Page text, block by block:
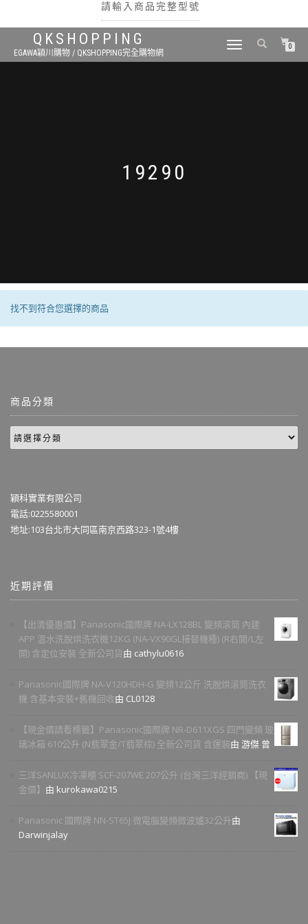
請輸入商品完整型號
QKSHOPPING
EGAWA穎川購物 / QKSHOPPING完全購物網
TOGGLE
0
19290
找不到符合您選擇的商品
商品分類
穎科實業有限公司
電話:0225580001
地址:103台北市大同區南京西路323-1號4樓
近期評價
【出清優惠價】Panasonic國際牌 NA-LX128BL 變頻滾筒 內建
APP 溫水洗脫烘洗衣機12KG (NA-VX90GL接替機種) (R右開/L左
開) 含定位安裝 全新公司貨由 cathylu0616
Panasonic國際牌 NA-V120HDH-G 變頻12公斤 洗脫烘滾筒洗衣
機 含基本安裝+舊機回收由 CL0128
【現金價請看標籤】Panasonic國際牌 NR-D611XGS 四門變頻 玻
璃冰箱 610公升 (N翡翠金/T翡翠棕) 全新公司貨 含運裝由 游傑 曾
三洋SANLUX冷凍櫃 SCF-207WE 207公升 (台灣三洋經銷商) 【現
金價】 由 kurokawa0215
Panasonic 國際牌 NN-ST65J 微電腦變頻微波爐32公升由
Darwinjalay